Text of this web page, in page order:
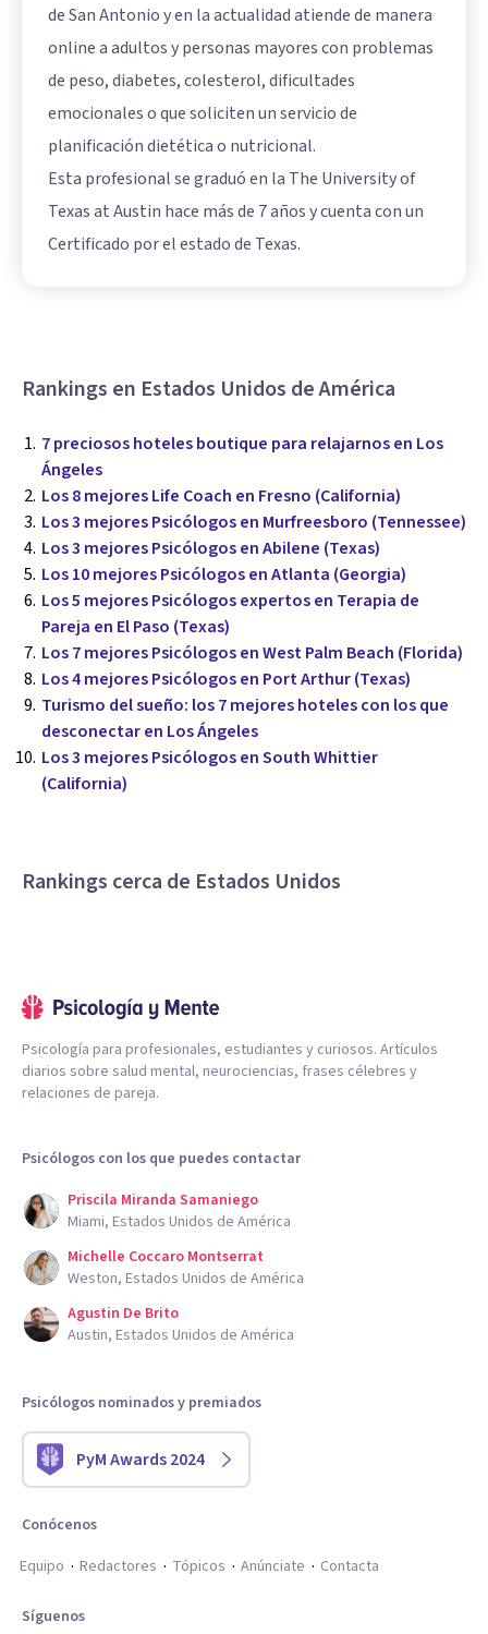
de San Antonio y en la actualidad atiende de manera
online a adultos y personas mayores con problemas
de peso, diabetes, colesterol, dificultades
emocionales o que soliciten un servicio de
planificación dietética o nutricional.
Esta profesional se graduó en la The University of
Texas at Austin hace más de 7 años y cuenta con un
Certificado por el estado de Texas.
Rankings en Estados Unidos de América
7 preciosos hoteles boutique para relajarnos en Los
Ángeles
Los 8 mejores Life Coach en Fresno (California)
Los 3 mejores Psicólogos en Murfreesboro (Tennessee)
Los 3 mejores Psicólogos en Abilene (Texas)
Los 10 mejores Psicólogos en Atlanta (Georgia)
Los 5 mejores Psicólogos expertos en Terapia de
Pareja en El Paso (Texas)
Los 7 mejores Psicólogos en West Palm Beach (Florida)
Los 4 mejores Psicólogos en Port Arthur (Texas)
Turismo del sueño: los 7 mejores hoteles con los que
desconectar en Los Ángeles
Los 3 mejores Psicólogos en South Whittier
(California)
Rankings cerca de Estados Unidos
Psicología para profesionales, estudiantes y curiosos. Artículos
diarios sobre salud mental, neurociencias, frases célebres y
relaciones de pareja.
Psicólogos con los que puedes contactar
Priscila Miranda Samaniego
Miami, Estados Unidos de América
Michelle Coccaro Montserrat
Weston, Estados Unidos de América
Agustin De Brito
Austin, Estados Unidos de América
Psicólogos nominados y premiados
PyM Awards 2024
Conócenos
Equipo
Redactores Tópicos Anúnciate Contacta
Síguenos